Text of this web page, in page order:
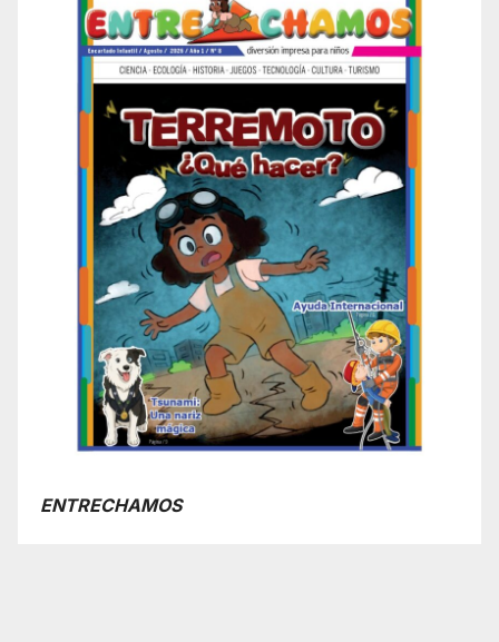
ENTRECHAMOS